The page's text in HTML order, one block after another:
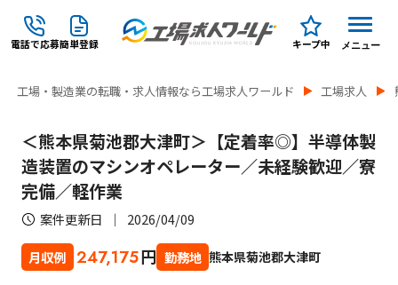
電話で応募簡単登録 キープ中 メニュー
工場・製造業の転職・求人情報なら工場求人ワールド 工場求人
＜熊本県菊池郡大津町＞【定着率◎】半導体製
造装置のマシンオペレーター／未経験歓迎／寮
完備／軽作業
案件更新日 2026/04/09
月収例 247,175円 勤務地 熊本県菊池郡大津町